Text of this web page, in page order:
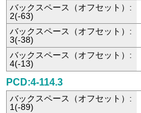
バックスペース（オフセット）:
2(-63)
バックスペース（オフセット）:
3(-38)
バックスペース（オフセット）:
4(-13)
PCD:4-114.3
バックスペース（オフセット）:
1(-89)